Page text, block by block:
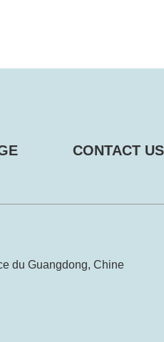
CONTACT US
du Guangdong, Chine